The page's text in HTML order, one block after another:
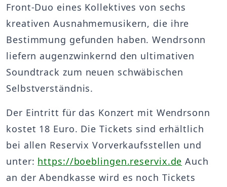
Front-Duo eines Kollektives von sechs
kreativen Ausnahmemusikern, die ihre
Bestimmung gefunden haben. Wendrsonn
liefern augenzwinkernd den ultimativen
Soundtrack zum neuen schwäbischen
Selbstverständnis.
Der Eintritt für das Konzert mit Wendrsonn
kostet 18 Euro. Die Tickets sind erhältlich
bei allen Reservix Vorverkaufsstellen und
unter: https://boeblingen.reservix.de Auch
an der Abendkasse wird es noch Tickets